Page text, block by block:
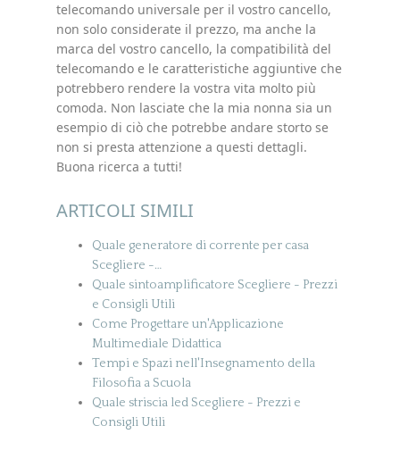
telecomando universale per il vostro cancello,
non solo considerate il prezzo, ma anche la
marca del vostro cancello, la compatibilità del
telecomando e le caratteristiche aggiuntive che
potrebbero rendere la vostra vita molto più
comoda. Non lasciate che la mia nonna sia un
esempio di ciò che potrebbe andare storto se
non si presta attenzione a questi dettagli.
Buona ricerca a tutti!
ARTICOLI SIMILI
Quale generatore di corrente per casa
Scegliere -…
Quale sintoamplificatore Scegliere - Prezzi
e Consigli Utili
Come Progettare un'Applicazione
Multimediale Didattica
Tempi e Spazi nell'Insegnamento della
Filosofia a Scuola
Quale striscia led Scegliere - Prezzi e
Consigli Utili